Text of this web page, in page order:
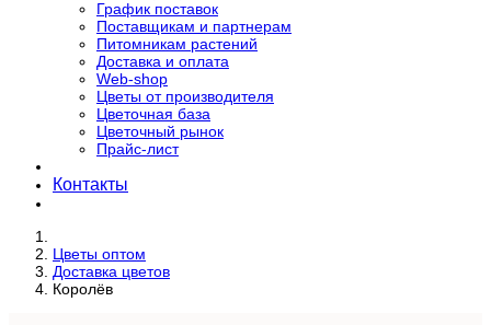
График поставок
Поставщикам и партнерам
Питомникам растений
Доставка и оплата
Web-shop
Цветы от производителя
Цветочная база
Цветочный рынок
Прайс-лист
Контакты
Цветы оптом
Доставка цветов
Королёв